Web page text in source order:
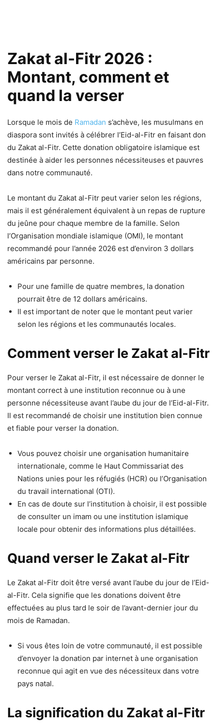
Zakat al-Fitr 2026 :
Montant, comment et
quand la verser
Lorsque le mois de Ramadan s’achève, les musulmans en
diaspora sont invités à célébrer l’Eid-al-Fitr en faisant don
du Zakat al-Fitr. Cette donation obligatoire islamique est
destinée à aider les personnes nécessiteuses et pauvres
dans notre communauté.
Le montant du Zakat al-Fitr peut varier selon les régions,
mais il est généralement équivalent à un repas de rupture
du jeûne pour chaque membre de la famille. Selon
l’Organisation mondiale islamique (OMI), le montant
recommandé pour l’année 2026 est d’environ 3 dollars
américains par personne.
Pour une famille de quatre membres, la donation
pourrait être de 12 dollars américains.
Il est important de noter que le montant peut varier
selon les régions et les communautés locales.
Comment verser le Zakat al-Fitr
Pour verser le Zakat al-Fitr, il est nécessaire de donner le
montant correct à une institution reconnue ou à une
personne nécessiteuse avant l’aube du jour de l’Eid-al-Fitr.
Il est recommandé de choisir une institution bien connue
et fiable pour verser la donation.
Vous pouvez choisir une organisation humanitaire
internationale, comme le Haut Commissariat des
Nations unies pour les réfugiés (HCR) ou l’Organisation
du travail international (OTI).
En cas de doute sur l’institution à choisir, il est possible
de consulter un imam ou une institution islamique
locale pour obtenir des informations plus détaillées.
Quand verser le Zakat al-Fitr
Le Zakat al-Fitr doit être versé avant l’aube du jour de l’Eid-
al-Fitr. Cela signifie que les donations doivent être
effectuées au plus tard le soir de l’avant-dernier jour du
mois de Ramadan.
Si vous êtes loin de votre communauté, il est possible
d’envoyer la donation par internet à une organisation
reconnue qui agit en vue des nécessiteux dans votre
pays natal.
La signification du Zakat al-Fitr